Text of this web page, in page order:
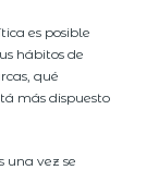
es posible
hábitos de
qué
más dispuesto
una vez se